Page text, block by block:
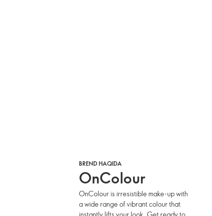
BREND HAQIDA
OnColour
OnColour is irresistible make-up with
a wide range of vibrant colour that